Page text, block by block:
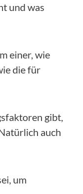
und was
einer, wie
die für
gibt,
auch
um